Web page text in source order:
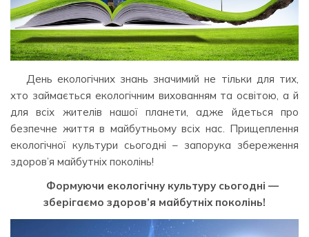
День екологічних знань значимий не тільки для тих,
хто займається екологічним вихованням та освітою, а й
для всіх жителів нашої планети, адже йдеться про
безпечне життя в майбутньому всіх нас. Прищеплення
екологічної культури сьогодні – запорука збереження
здоров’я майбутніх поколінь!
Формуючи екологічну культуру сьогодні —
зберігаємо здоров’я майбутніх поколінь!